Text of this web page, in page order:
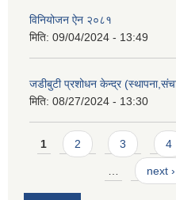
विनियोजन ऐन २०८१
मिति: 09/04/2024 - 13:49
जडीबुटी प्रशोधन केन्द्र
मिति: 08/27/2024 - 13:30
Pages
1 2 3 4
… next ›